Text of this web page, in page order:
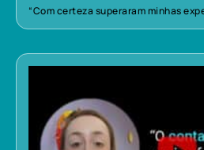
“Com certeza superaram minhas